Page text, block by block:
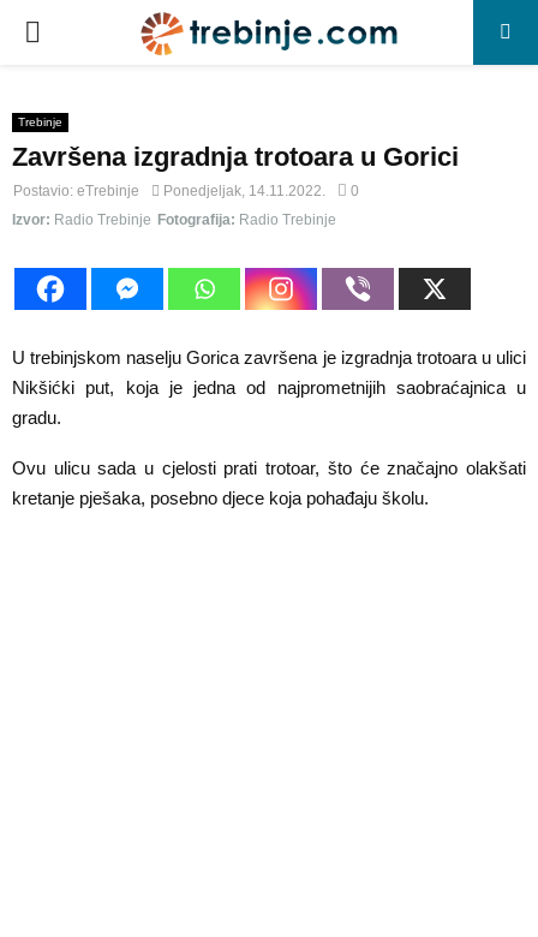
P
I
M
A
R
Y
M
Trebinje
Završena izgradnja trotoara u Gorici
Postavio: eTrebinje Ponedjeljak, 14.11.2022.
0
Izvor: Radio Trebinje Fotografija: Radio Trebinje
U trebinjskom naselju Gorica završena je izgradnja trotoara u ulici
Nikšićki put, koja je jedna od najprometnijih saobraćajnica u
gradu.
Ovu ulicu sada u cjelosti prati trotoar, što će značajno olakšati
kretanje pješaka, posebno djece koja pohađaju školu.